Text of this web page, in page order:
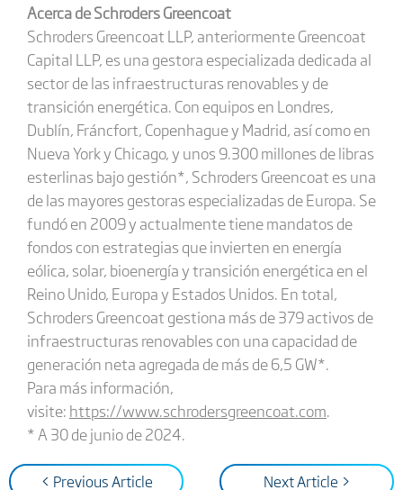
Acerca de Schroders Greencoat
Schroders Greencoat LLP, anteriormente Greencoat
Capital LLP, es una gestora especializada dedicada al
sector de las infraestructuras renovables y de
transición energética. Con equipos en Londres,
Dublín, Fráncfort, Copenhague y Madrid, así como en
Nueva York y Chicago, y unos 9.300 millones de libras
esterlinas bajo gestión*, Schroders Greencoat es una
de las mayores gestoras especializadas de Europa. Se
fundó en 2009 y actualmente tiene mandatos de
fondos con estrategias que invierten en energía
eólica, solar, bioenergía y transición energética en el
Reino Unido, Europa y Estados Unidos. En total,
Schroders Greencoat gestiona más de 379 activos de
infraestructuras renovables con una capacidad de
generación neta agregada de más de 6,5 GW*.
Para más información,
visite: https://www.schrodersgreencoat.com.
* A 30 de junio de 2024.
< Previous Article Next Article >